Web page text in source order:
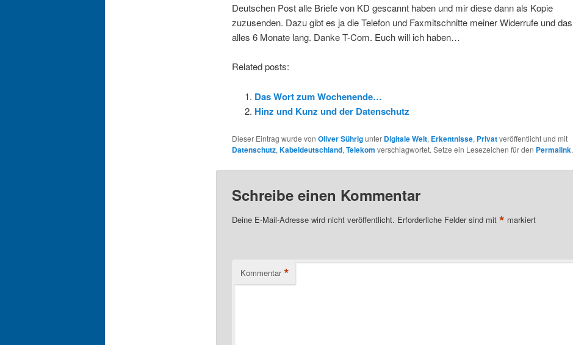
Deutschen Post alle Briefe von KD gescannt haben und mir diese dann als Kopie
zuzusenden. Dazu gibt es ja die Telefon und Faxmitschnitte meiner Widerrufe und das
alles 6 Monate lang. Danke T-Com. Euch will ich haben…
Related posts:
Das Wort zum Wochenende…
Hinz und Kunz und der Datenschutz
Dieser Eintrag wurde von Oliver Sührigunter Digitale Welt, Erkentnisse, Privatveröffentlicht und mit
Datenschutz, Kabeldeutschland, Telekom verschlagwortet. Setze ein Lesezeichen für den Permalink.
Schreibe einen Kommentar
Deine E-Mail-Adresse wird nicht veröffentlicht. Erforderliche Felder sind mit * markiert
Kommentar *